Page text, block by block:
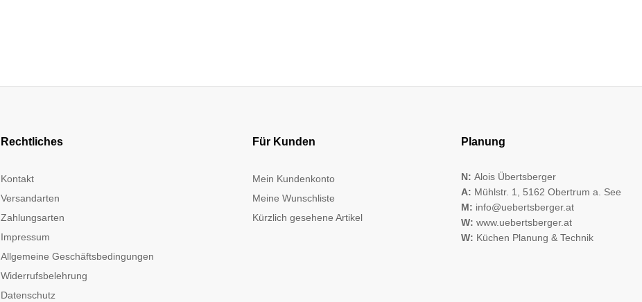
Rechtliches
Kontakt
Versandarten
Zahlungsarten
Impressum
Allgemeine Geschäftsbedingungen
Widerrufsbelehrung
Datenschutz
Für Kunden
Mein Kundenkonto
Meine Wunschliste
Kürzlich gesehene Artikel
Planung
N: Alois Übertsberger
A: Mühlstr. 1, 5162 Obertrum a. See
M: info@uebertsberger.at
W: www.uebertsberger.at
W: Küchen Planung & Technik